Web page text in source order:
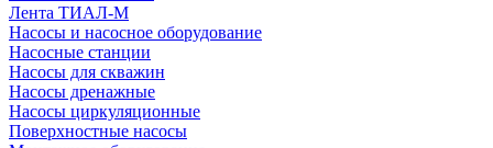
Лента ТИАЛ-М
Насосы и насосное оборудование
Насосные станции
Насосы для скважин
Насосы дренажные
Насосы циркуляционные
Поверхностные насосы